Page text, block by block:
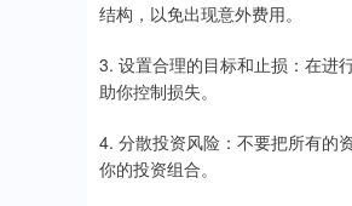
结构，以免出现意外费用。
3. 设置合理的目标和止损：在进
助你控制损失。
4. 分散投资风险：不要把所有的
你的投资组合。